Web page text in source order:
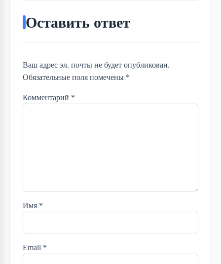
Оставить ответ
Ваш адрес эл. почты не будет опубликован.
Обязательные поля помечены *
Комментарий *
Имя *
Email *